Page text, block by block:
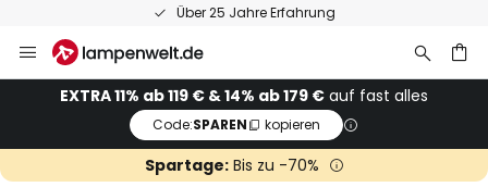
Über 25 Jahre Erfahrung
Inhalt
springenEXTRA 11% ab 119 € & 14% ab 179 € auf fast alles
Code:SPAREN kopieren
Spartage:Bis zu -70%